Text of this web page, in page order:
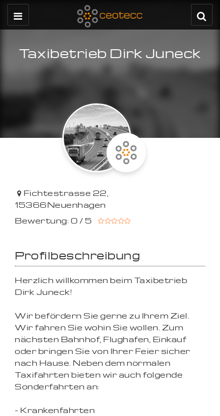
Taxibetrieb Dirk Juneck
Fichtestrasse 22,
15366Neuenhagen
Bewertung: 0 / 5
Profilbeschreibung
Herzlich willkommen beim Taxibetrieb
Dirk Juneck!
Wir befördern Sie gerne zu Ihrem Ziel.
Wir fahren Sie wohin Sie wollen. Zum
nächsten Bahnhof, Flughafen, Einkauf
oder bringen Sie von Ihrer Feier sicher
nach Hause. Neben dem normalen
Taxifahrten bieten wir auch folgende
Sonderfahrten an:
- Krankenfahrten